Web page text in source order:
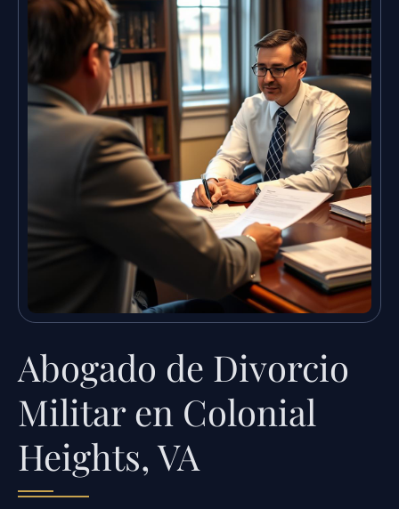
Abogado de Divorcio
Militar en Colonial
Heights, VA